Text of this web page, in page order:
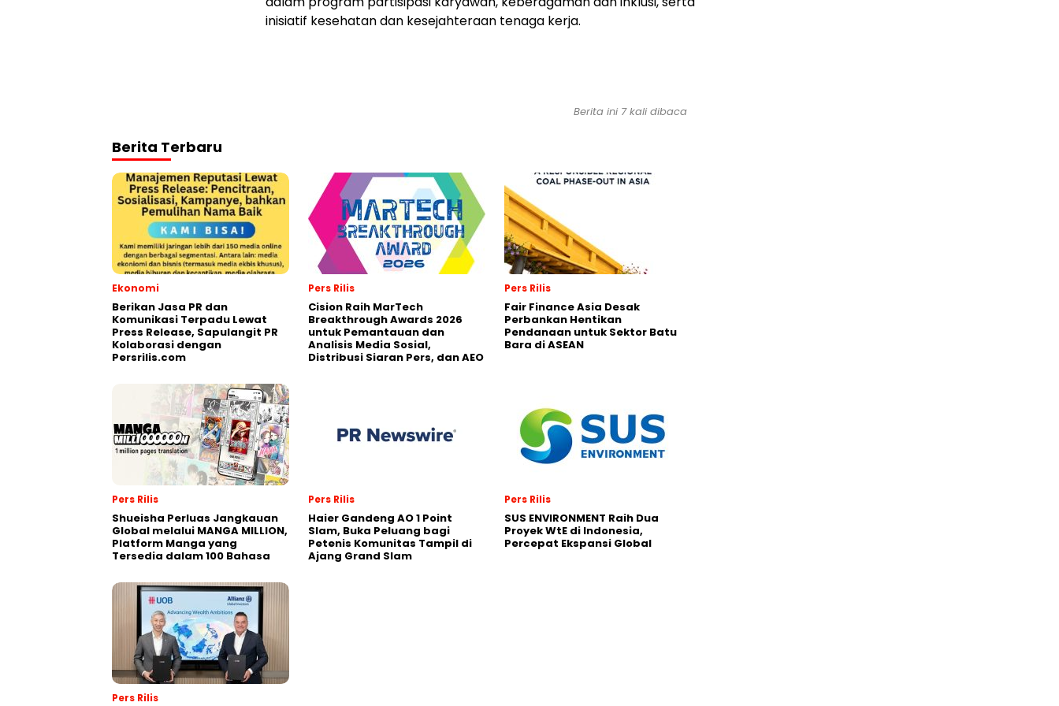
inisiatif kesehatan dan kesejahteraan tenaga kerja.
Berita ini 7 kali dibaca
Berita Terbaru
Ekonomi
Berikan Jasa PR dan
Komunikasi Terpadu Lewat
Press Release, Sapulangit PR
Kolaborasi dengan
Persrilis.com
Pers Rilis
Cision Raih MarTech
Breakthrough Awards 2026
untuk Pemantauan dan
Analisis Media Sosial,
Distribusi Siaran Pers, dan AEO
Pers Rilis
Fair Finance Asia Desak
Perbankan Hentikan
Pendanaan untuk Sektor Batu
Bara di ASEAN
Pers Rilis
Shueisha Perluas Jangkauan
Global melalui MANGA MILLION,
Platform Manga yang
Tersedia dalam 100 Bahasa
Pers Rilis
Haier Gandeng AO 1 Point
Slam, Buka Peluang bagi
Petenis Komunitas Tampil di
Ajang Grand Slam
Pers Rilis
SUS ENVIRONMENT Raih Dua
Proyek WtE di Indonesia,
Percepat Ekspansi Global
Pers Rilis